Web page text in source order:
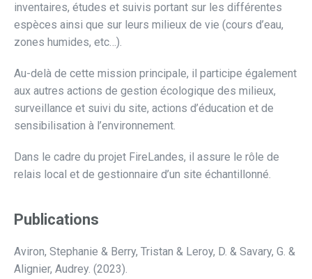
inventaires, études et suivis portant sur les différentes
espèces ainsi que sur leurs milieux de vie (cours d’eau,
zones humides, etc…).
Au-delà de cette mission principale, il participe également
aux autres actions de gestion écologique des milieux,
surveillance et suivi du site, actions d’éducation et de
sensibilisation à l’environnement.
Dans le cadre du projet FireLandes, il assure le rôle de
relais local et de gestionnaire d’un site échantillonné.
Publications
Aviron, Stephanie & Berry, Tristan & Leroy, D. & Savary, G. &
Alignier, Audrey. (2023).